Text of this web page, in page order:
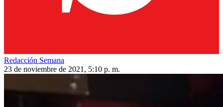
Redacción Semana
23 de noviembre de 2021, 5:10 p. m.